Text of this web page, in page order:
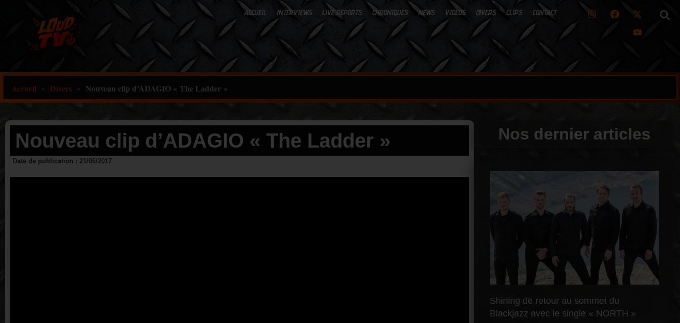
ACCUEIL INTERVIEWS LIVE REPORTS CHRONIQUES NEWS VIDEOS DIVERS CLIPS CONTACT
Accueil » Divers » Nouveau clip d’ADAGIO « The Ladder »
Nouveau clip d’ADAGIO « The Ladder »
Date de publication : 21/06/2017
Nos dernier articles
Shining de retour au sommet du
Blackjazz avec le single « NORTH »